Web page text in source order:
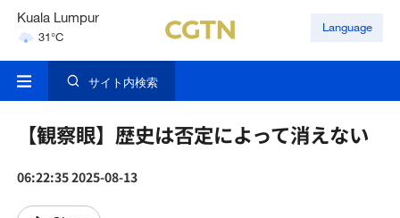
Kuala Lumpur
31°C
Singapore
Language
サイト内検索
【観察眼】歴史は否定によって消えない
06:22:35 2025-08-13